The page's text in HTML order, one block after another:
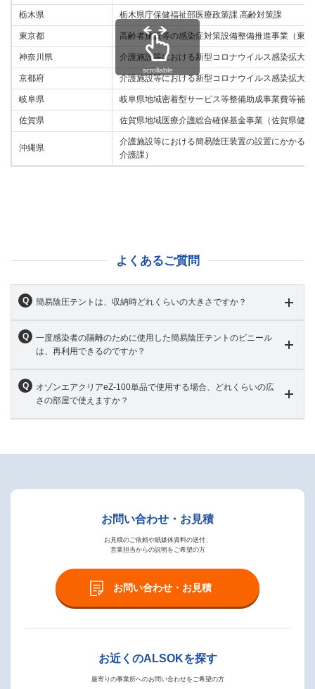
栃木県 栃木県庁保健福祉部医療政策課 高齢対策課
東京都 高齢者施設等の感染症対策設備整備推進事業（東
神奈川県 介護施設等における新型コロナウイルス感染拡大
京都府 介護施設等における新型コロナウイルス感染拡大
岐阜県 岐阜県地域密着型サービス等整備助成事業費等補
佐賀県 佐賀県地域医療介護総合確保基金事業（佐賀県健
沖縄県
介護施設等における簡易陰圧装置の設置にかかる
介護課）
scrollable
よくあるご質問
簡易陰圧テントは、収納時どれくらいの大きさですか？
一度感染者の隔離のために使用した簡易陰圧テントのビニール
は、再利用できるのですか？
オゾンエアクリアeZ-100単品で使用する場合、どれくらいの広
さの部屋で使えますか？
お問い合わせ・お見積
お見積のご依頼や紙媒体資料の送付、
営業担当からの説明をご希望の方
お問い合わせ・お見積
お近くのALSOKを探す
最寄りの事業所へのお問い合わせをご希望の方